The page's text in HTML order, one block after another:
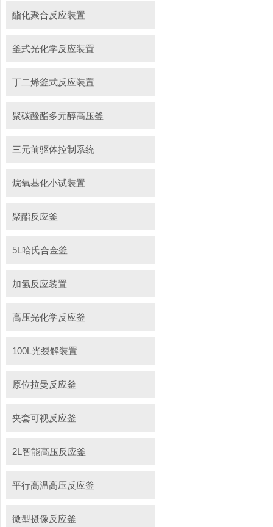
酯化聚合反应装置
釜式光化学反应装置
丁二烯釜式反应装置
聚碳酸酯多元醇高压釜
三元前驱体控制系统
烷氧基化小试装置
聚酯反应釜
5L哈氏合金釜
加氢反应装置
高压光化学反应釜
100L光裂解装置
原位拉曼反应釜
夹套可视反应釜
2L智能高压反应釜
平行高温高压反应釜
微型摄像反应釜